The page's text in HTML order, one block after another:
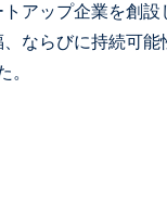
アップ企業を創
ならびに持続可
。